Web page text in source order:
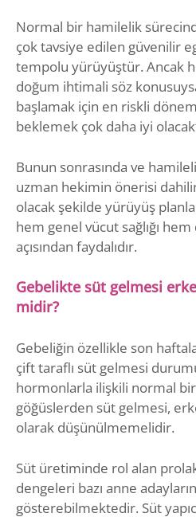
Normal bir hamilelik
çok tavsiye edilen güvenilir
tempolu yürüyüştür. Ancak
doğum ihtimali söz
başlamak için en riskli
beklemek çok daha iyi
Bunun sonrasında ve
uzman hekimin önerisi
olacak şekilde yürüyüş
hem genel vücut sağlığı
açısından faydalıdır.
Gebelikte süt gelmesi
midir?
Gebeliğin özellikle son
çift taraflı süt gelmesi
hormonlarla ilişkili normal
göğüslerden süt gelmesi,
olarak düşünülmemelidir.
Süt üretiminde rol alan
dengeleri bazı anne
gösterebilmektedir. Süt